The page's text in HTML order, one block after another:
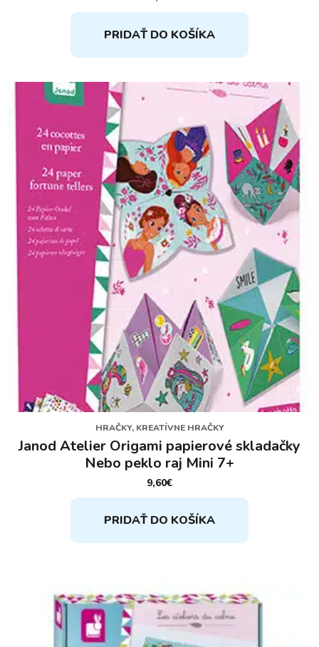
PRIDAŤ DO KOŠÍKA
HRAČKY, KREATÍVNE HRAČKY
Janod Atelier Origami papierové skladačky
Nebo peklo raj Mini 7+
9,60€
PRIDAŤ DO KOŠÍKA